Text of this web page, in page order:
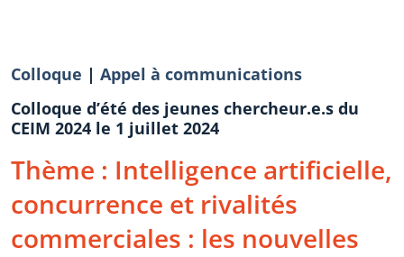
Colloque | Appel à communications
Colloque d’été des jeunes chercheur.e.s du
CEIM 2024 le 1 juillet 2024
Thème : Intelligence artificielle,
concurrence et rivalités
commerciales : les nouvelles